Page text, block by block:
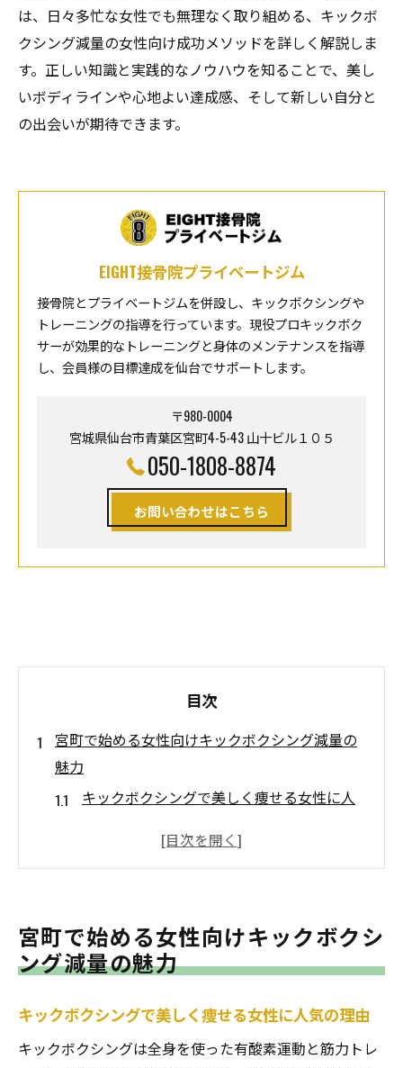
は、日々多忙な女性でも無理なく取り組める、キックボ
クシング減量の女性向け成功メソッドを詳しく解説しま
す。正しい知識と実践的なノウハウを知ることで、美し
いボディラインや心地よい達成感、そして新しい自分と
の出会いが期待できます。
EIGHT接骨院プライベートジム
接骨院とプライベートジムを併設し、キックボクシングや
トレーニングの指導を行っています。現役プロキックボク
サーが効果的なトレーニングと身体のメンテナンスを指導
し、会員様の目標達成を仙台でサポートします。
〒980-0004
宮城県仙台市青葉区宮町4-5-43 山十ビル１０５
050-1808-8874
お問い合わせはこちら
目次
宮町で始める女性向けキックボクシング減量の
魅力
キックボクシングで美しく痩せる女性に人
仙台女性に選ばれるキックボクシング体験
ボディメイク
キックボクシングとピラティスの痩身効果
女性が安心して通えるジム選びのポイント
全身運動で叶えるキックボクシング減量入門
宮町で始める女性向けキックボクシ
ング減量の魅力
キックボクシングで美しく痩せる女性に人気の理由
キックボクシングは全身を使った有酸素運動と筋力トレ